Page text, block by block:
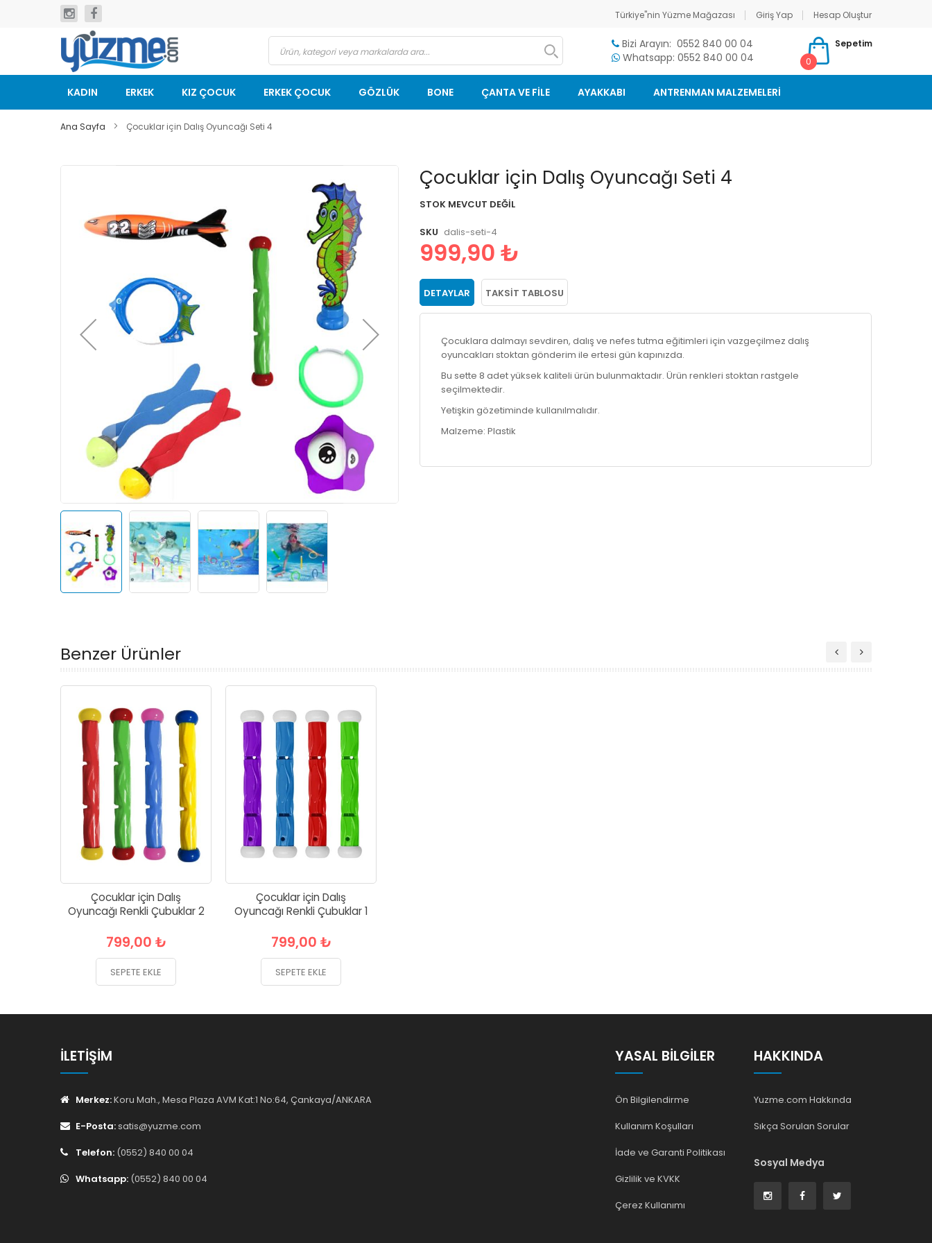
Türkiye"nin Yüzme Mağazası Giriş Yap
Hesap Oluştur
geç
Bizi Arayın: 0552 840 00 04
Whatsapp: 0552 840 00 04
Sepetim
0
KADIN ERKEK KIZ ÇOCUK ERKEK ÇOCUK GÖZLÜK BONE ÇANTA VE FİLE AYAKKABI ANTRENMAN MALZEMELERİ
Ana Sayfa Çocuklar için Dalış Oyuncağı Seti 4
Çocuklar için Dalış Oyuncağı Seti 4
STOK MEVCUT DEĞIL
SKU dalis-seti-4
999,90 ₺
DETAYLAR TAKSIT TABLOSU
Çocuklara dalmayı sevdiren, dalış ve nefes tutma eğitimleri için vazgeçilmez dalış
oyuncakları stoktan gönderim ile ertesi gün kapınızda.
Bu sette 8 adet yüksek kaliteli ürün bulunmaktadır. Ürün renkleri stoktan rastgele
seçilmektedir.
Yetişkin gözetiminde kullanılmalıdır.
Malzeme: Plastik
Resim
galerisinin
başlangıcına
Benzer Ürünler
Çocuklar için Dalış
Oyuncağı Renkli Çubuklar 2
799,00 ₺
SEPETE EKLE
Çocuklar için Dalış
Oyuncağı Renkli Çubuklar 1
799,00 ₺
SEPETE EKLE
İLETIŞIM
Merkez:Koru Mah., Mesa Plaza AVM Kat:1 No:64, Çankaya/ANKARA
E-Posta:satis@yuzme.com
Telefon: (0552) 840 00 04
Whatsapp: (0552) 840 00 04
YASAL BILGILER
Ön Bilgilendirme
Kullanım Koşulları
İade ve Garanti Politikası
Gizlilik ve KVKK
Çerez Kullanımı
HAKKINDA
Yuzme.com Hakkında
Sıkça Sorulan Sorular
Sosyal Medya